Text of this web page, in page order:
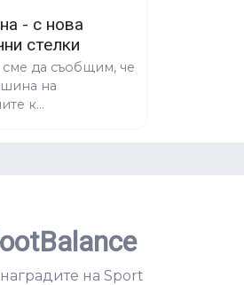
- с нова
стелки
да съобщим, че
на
к...
на Sport